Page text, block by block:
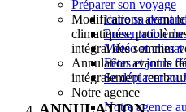
Préparer son voyage
Faire sa
Présentation du
Météo et climat
Fêtes et jours
Se déplacer au
Notre agence
Notre agence
Modifications avant le
climatiques,
intégral des sommes
Annulation avant le
intégralement